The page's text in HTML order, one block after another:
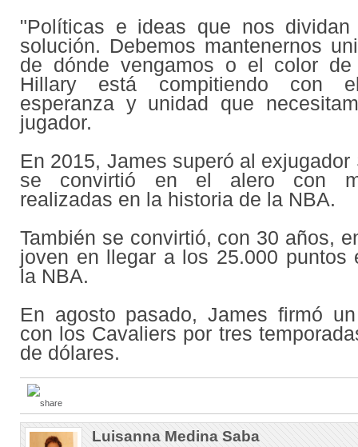
"Políticas e ideas que nos
solución. Debemos mantenernos
de dónde vengamos o el color
Hillary está compitiendo con
esperanza y unidad que
jugador.
En 2015, James superó al
se convirtió en el alero con
realizadas en la historia de la NBA.
También se convirtió, con 30 años,
joven en llegar a los 25.000 puntos
la NBA.
En agosto pasado, James firmó
con los Cavaliers por tres
de dólares.
Luisanna Medina Saba